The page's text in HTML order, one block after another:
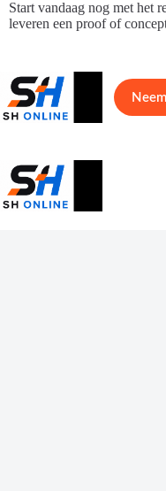
Ga
naar
Start vandaag nog met het
leveren een proof of